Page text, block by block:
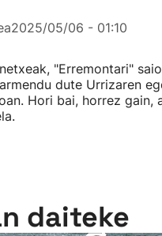
2025/05/06 - 01:10
"Erremontari"
dute Urrizaren
Hori bai, horrez gain,
daiteke